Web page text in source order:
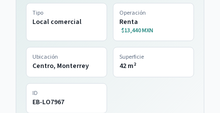
Tipo
Local comercial
Operación
Renta
$13,440 MXN
Ubicación
Centro, Monterrey
Superficie
42 m²
ID
EB-LO7967